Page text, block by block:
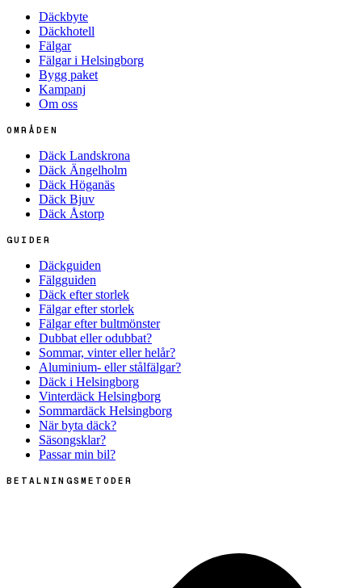
Däckbyte
Däckhotell
Fälgar
Fälgar i Helsingborg
Bygg paket
Kampanj
Om oss
OMRÅDEN
Däck Landskrona
Däck Ängelholm
Däck Höganäs
Däck Bjuv
Däck Åstorp
GUIDER
Däckguiden
Fälgguiden
Däck efter storlek
Fälgar efter storlek
Fälgar efter bultmönster
Dubbat eller odubbat?
Sommar, vinter eller helår?
Aluminium- eller stålfälgar?
Däck i Helsingborg
Vinterdäck Helsingborg
Sommardäck Helsingborg
När byta däck?
Säsongsklar?
Passar min bil?
BETALNINGSMETODER